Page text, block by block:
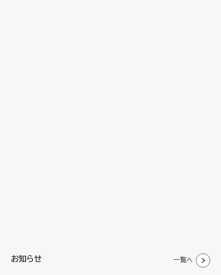
お知らせ 一覧へ